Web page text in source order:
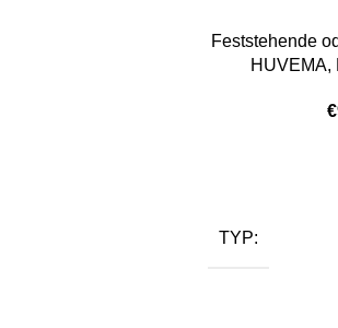
Feststehende
HUVEMA,
€
TYP: